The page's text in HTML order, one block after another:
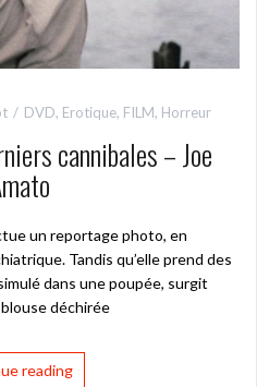
DVD, Erotique, FILM, Horreur
cannibales – Joe
un reportage photo, en
Tandis qu’elle prend des
dans une poupée, surgit
déchirée
reading